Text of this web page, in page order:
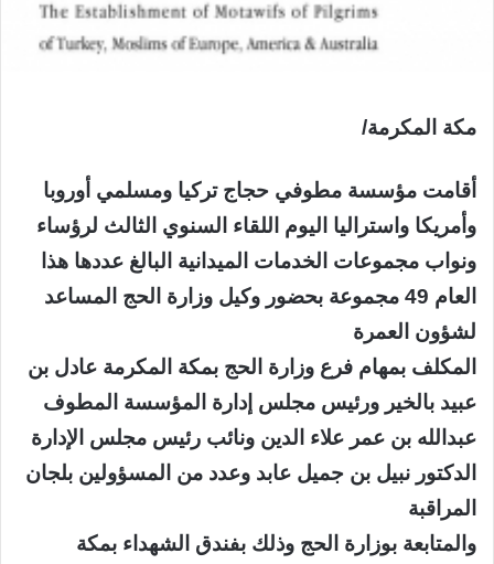
مكة المكرمة/
أقامت مؤسسة مطوفي حجاج تركيا ومسلمي أوروبا
وأمريكا واستراليا اليوم اللقاء السنوي الثالث لرؤساء
ونواب مجموعات الخدمات الميدانية البالغ عددها هذا
العام 49 مجموعة بحضور وكيل وزارة الحج المساعد
لشؤون العمرة
المكلف بمهام فرع وزارة الحج بمكة المكرمة عادل بن
عبيد بالخير ورئيس مجلس إدارة المؤسسة المطوف
عبدالله بن عمر علاء الدين ونائب رئيس مجلس الإدارة
الدكتور نبيل بن جميل عابد وعدد من المسؤولين بلجان
المراقبة
والمتابعة بوزارة الحج وذلك بفندق الشهداء بمكة